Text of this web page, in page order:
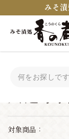
みそ
対象商品：